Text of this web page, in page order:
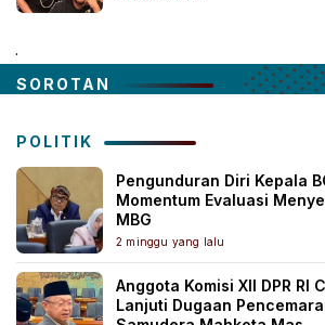
.
SOROTAN
POLITIK
Pengunduran Diri Kepala
Momentum Evaluasi
MBG
2 minggu yang lalu
Anggota Komisi XII DPR RI
Lanjuti Dugaan